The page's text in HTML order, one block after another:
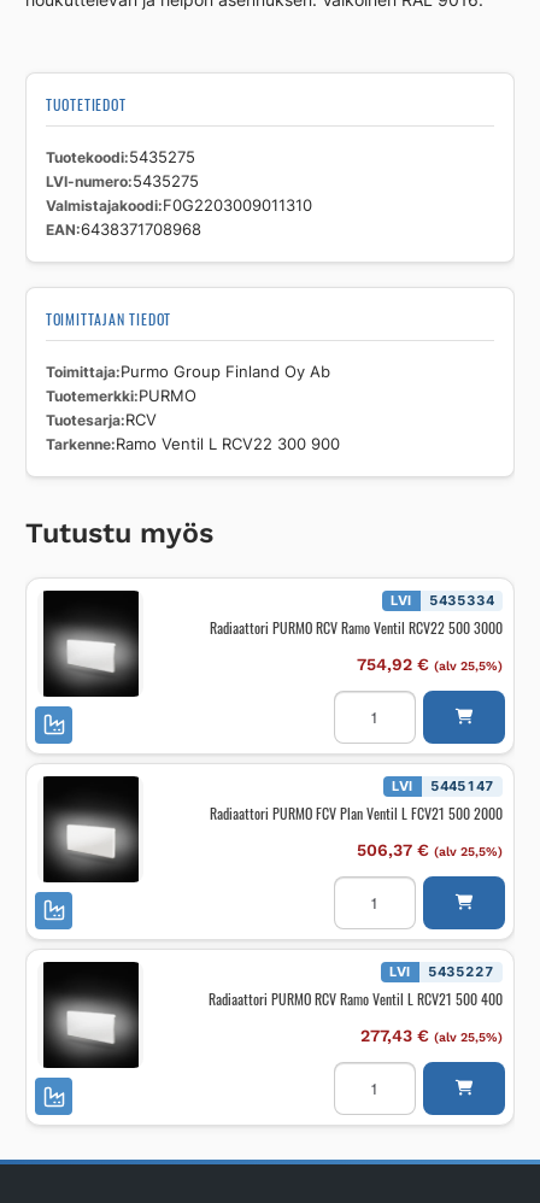
TUOTETIEDOT
Tuotekoodi 5435275
LVI-numero 5435275
Valmistajakoodi F0G2203009011310
EAN 6438371708968
TOIMITTAJAN TIEDOT
Toimittaja Purmo Group Finland Oy Ab
Tuotemerkki PURMO
Tuotesarja RCV
Tarkenne Ramo Ventil L RCV22 300 900
Tutustu myös
LVI 5435334
Radiaattori PURMO RCV Ramo Ventil RCV22 500 3000
754,92 € (alv 25,5%)
Radiaattori
PURMO
Ramo
Ventil
RCV22
3000
LVI 5445147
Radiaattori PURMO FCV Plan Ventil L FCV21 500 2000
506,37 € (alv 25,5%)
Radiaattori
PURMO
Plan
Ventil
FCV21
500
määrä
LVI 5435227
Radiaattori PURMO RCV Ramo Ventil L RCV21 500 400
277,43 € (alv 25,5%)
Radiaattori
PURMO
Ramo
RCV21